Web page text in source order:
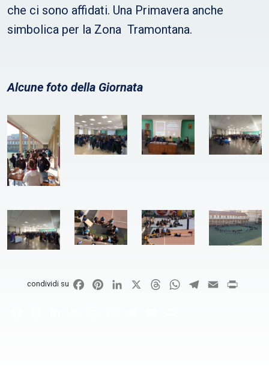
che ci sono affidati. Una Primavera anche
simbolica per la Zona Tramontana.
Alcune foto della Giornata
condividi su FacebookPinterestLinkedIn ThreadsWhatsApp
Telegram
Email